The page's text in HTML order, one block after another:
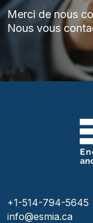
Merci de nous
Nous vous
+1-514-794-5645
info@esmia.ca